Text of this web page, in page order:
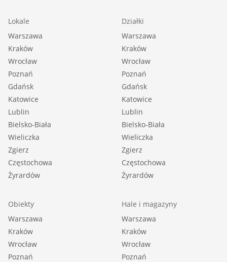
Lokale
Warszawa
Kraków
Wrocław
Poznań
Gdańsk
Katowice
Lublin
Bielsko-Biała
Wieliczka
Zgierz
Częstochowa
Żyrardów
Działki
Warszawa
Kraków
Wrocław
Poznań
Gdańsk
Katowice
Lublin
Bielsko-Biała
Wieliczka
Zgierz
Częstochowa
Żyrardów
Obiekty
Warszawa
Kraków
Wrocław
Poznań
Hale i magazyny
Warszawa
Kraków
Wrocław
Poznań